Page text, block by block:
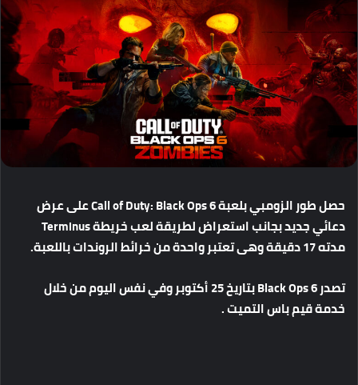
حصلطورالزومبيبلعبة علىعرض
دعائيجديدبجانباستعراضلطريقةلعبخريطة
مدته
دقيقةوهىتعتبرواحدةمنخرائطالرونداتباللعبة.
تصدر
بتاريخ أكتوبروفينفساليوممنخلال
خدمةقيمباسالتميت.